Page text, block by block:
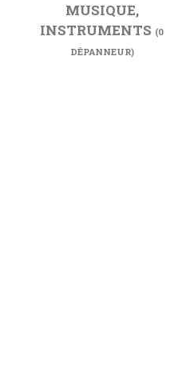
MUSIQUE,
INSTRUMENTS (0
DÉPANNEUR)